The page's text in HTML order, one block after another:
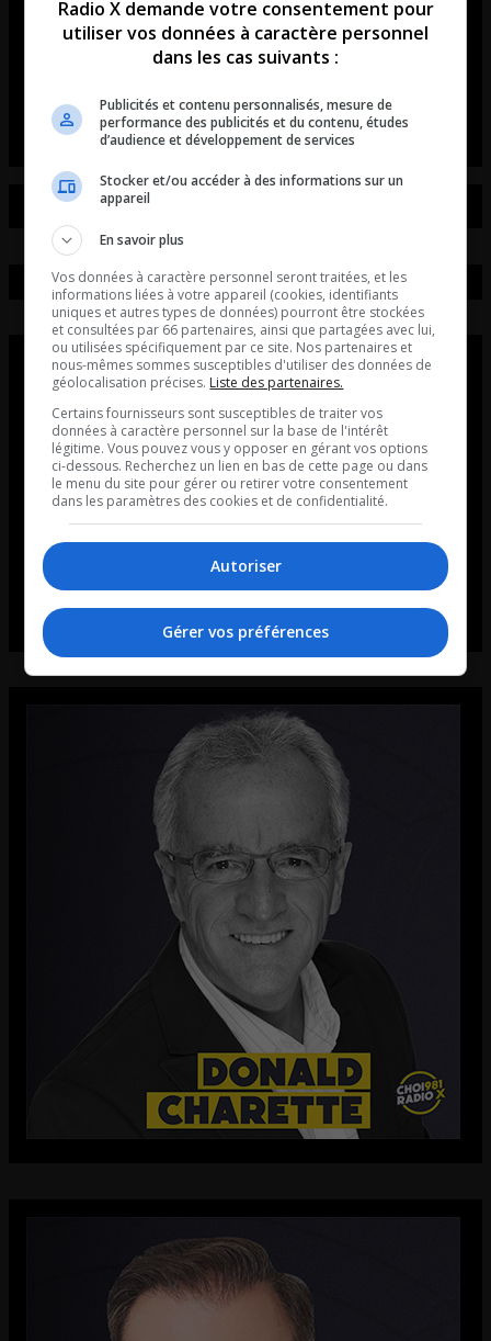
révolutionne les rassemblements
de voitures et de motos!
L’entrevue avec David Beaudoin
Radio X demande votre consentement pour
utiliser vos données à caractère personnel
dans les cas suivants :
Publicités et contenu personnalisés, mesure de
performance des publicités et du contenu, études
d’audience et développement de services
Stocker et/ou accéder à des informations sur un
appareil
En savoir plus
Vos données à caractère personnel seront traitées, et les
informations liées à votre appareil (cookies, identifiants
uniques et autres types de données) pourront être stockées
et consultées par 66 partenaires, ainsi que partagées avec lui,
ou utilisées spécifiquement par ce site. Nos partenaires et
nous-mêmes sommes susceptibles d'utiliser des données de
géolocalisation précises. Liste des partenaires.
Certains fournisseurs sont susceptibles de traiter vos
données à caractère personnel sur la base de l'intérêt
légitime. Vous pouvez vous y opposer en gérant vos options
ci-dessous. Recherchez un lien en bas de cette page ou dans
le menu du site pour gérer ou retirer votre consentement
dans les paramètres des cookies et de confidentialité.
Autoriser
Gérer vos préférences